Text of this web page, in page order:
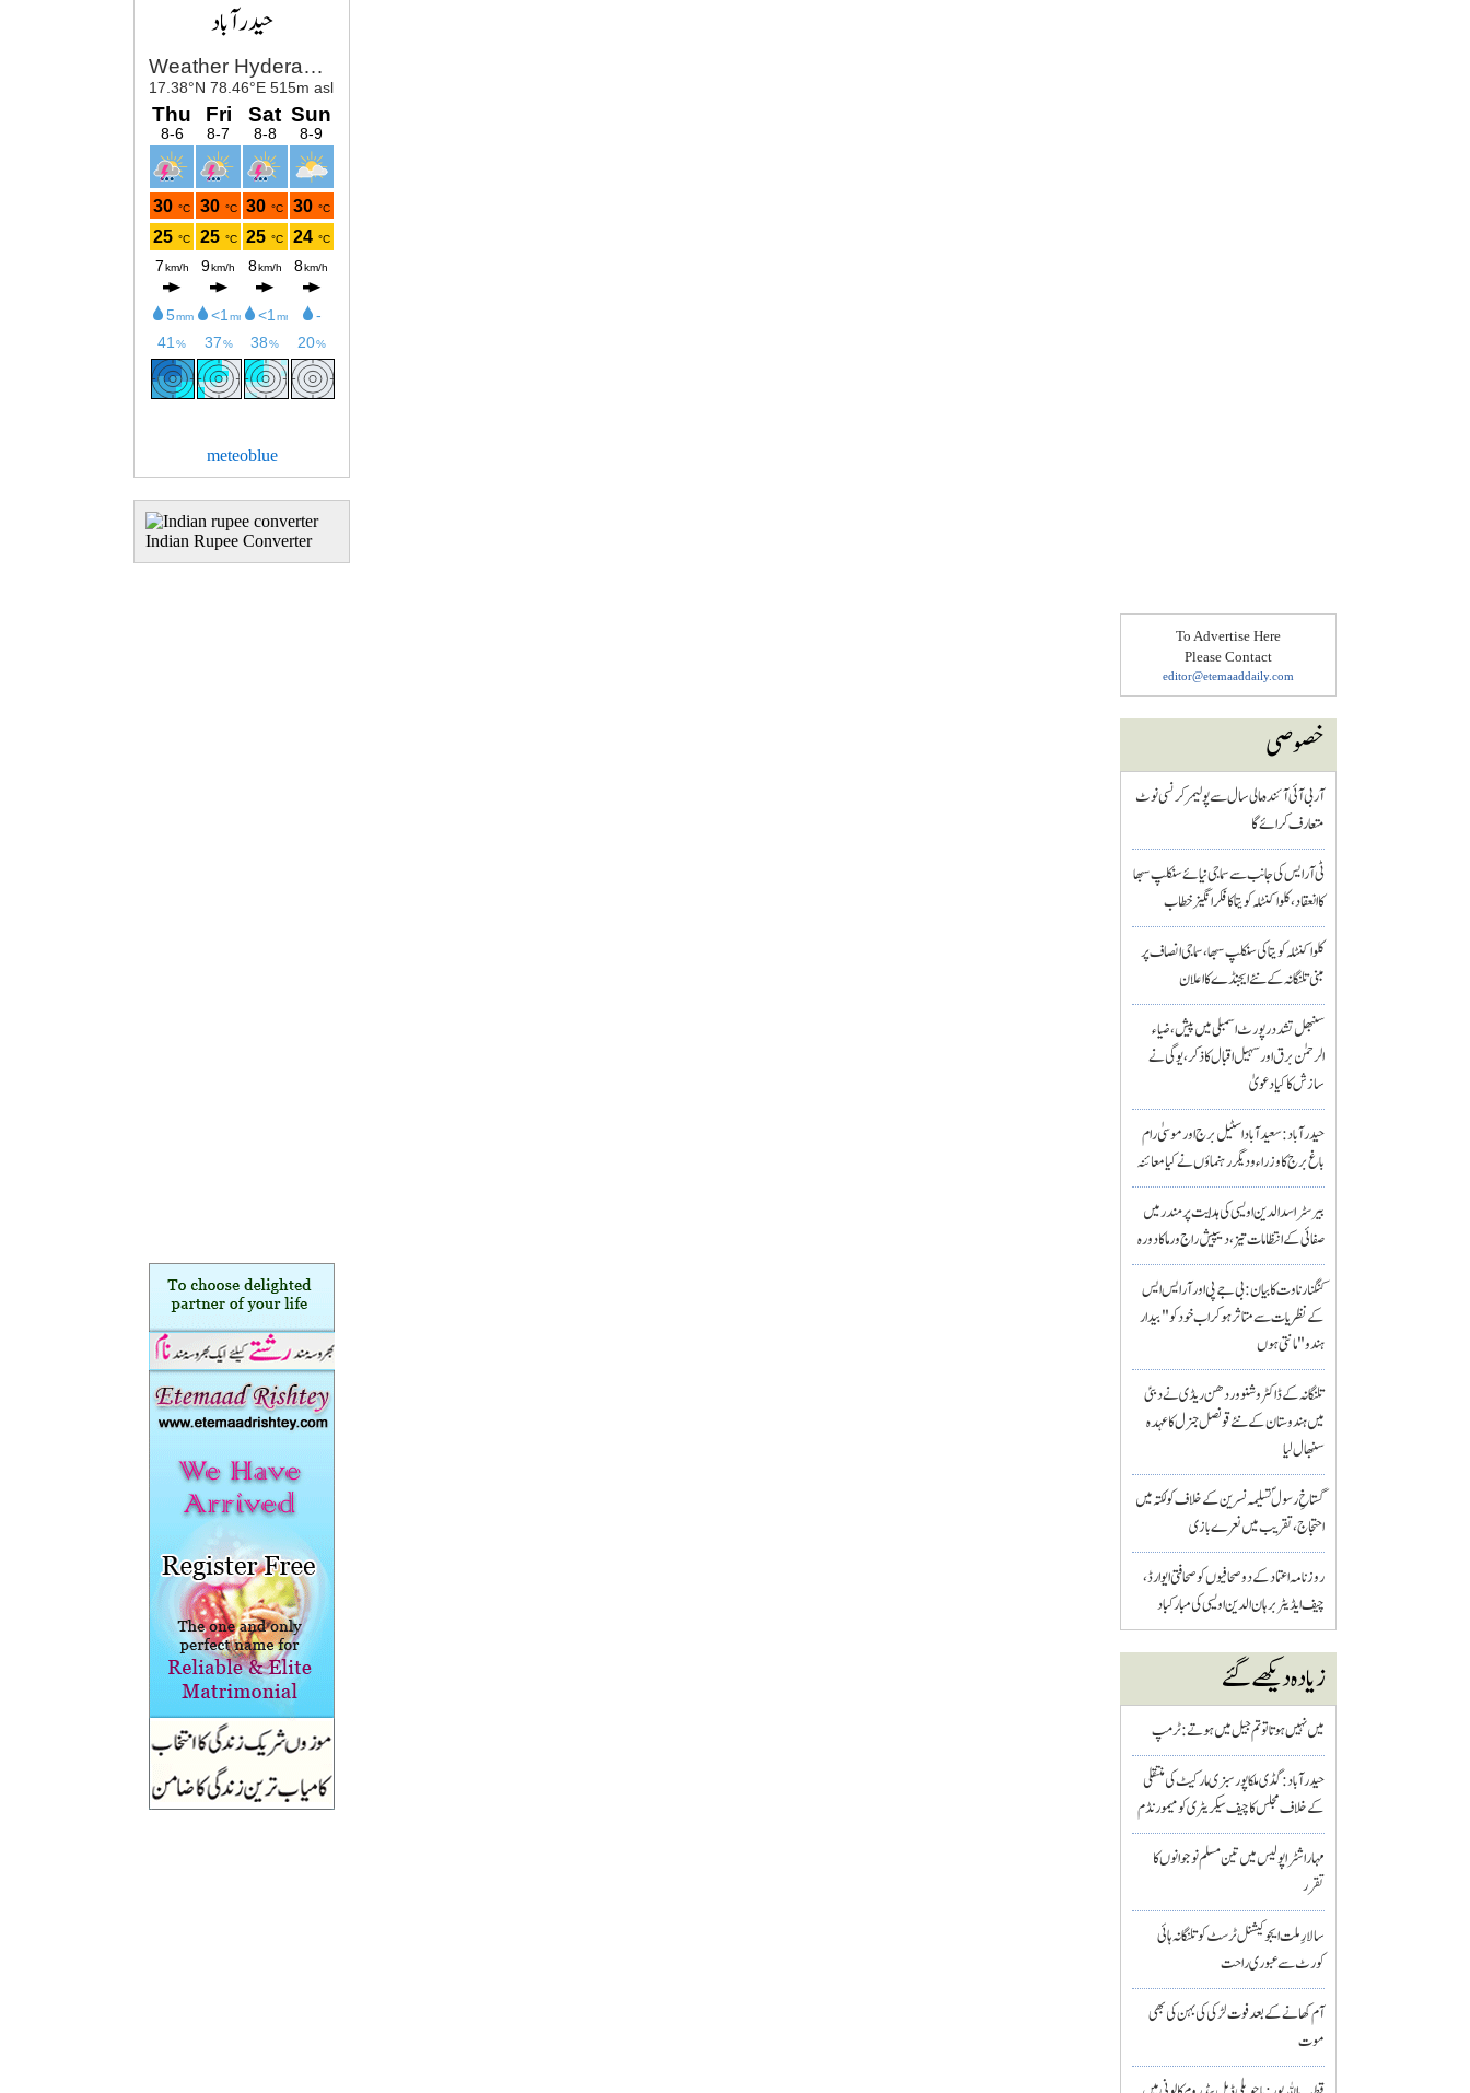
To Advertise Here
Please Contact
editor@etemaaddaily.com
خصوصی
آر بی آئی آئندہ مالی سال سے پولیمر کرنسی نوٹ
متعارف کرائے گا
ٹی آر ایس کی جانب سے سماجی نیائے سنکلپ سبھا
کا انعقاد، کلواکنٹلہ کویتا کا فکر انگیز خطاب
کلواکنٹلہ کویتا کی سنکلپ سبھا، سماجی انصاف پر
مبنی تلنگانہ کے نئے ایجنڈے کا اعلان
سنبھل تشدد رپورٹ اسمبلی میں پیش، ضیاء
الرحمٰن برق اور سہیل اقبال کا ذکر، یوگی نے
سازش کا کیا دعویٰ
حیدرآباد: سعیدآباد اسٹیل برج اور موسیٰ رام
باغ برج کا وزراء و دیگر رہنماؤں نے کیا معائنہ
بیرسٹر اسدالدین اویسی کی ہدایت پر مندر میں
صفائی کے انتظامات تیز، دیپیش راج ورما کا دورہ
کنگنا رناوت کا بیان: بی جے پی اور آر ایس ایس
کے نظریات سے متاثر ہو کر اب خود کو "بیدار
ہندو" مانتی ہوں
تلنگانہ کے ڈاکٹر وشنو وردھن ریڈی نے دبئی
میں ہندوستان کے نئے قونصل جنرل کا عہدہ
سنبھال لیا
گستاخِ رسولؐ تسلیمہ نسرین کے خلاف کولکتہ میں
احتجاج، تقریب میں نعرے بازی
روزنامہ اعتماد کے دو صحافیوں کو صحافتی ایوارڈ،
چیف ایڈیٹر برہان الدین اویسی کی مبارکباد
زیادہ دیکھے گئے
میں نہیں ہوتا تو تم جیل میں ہوتے : ٹرمپ
حیدرآباد: گڈی ملکاپور سبزی مارکیٹ کی منتقلی
کے خلاف مجلس کا چیف سیکریٹری کو میمورنڈم
مہاراشٹرا پولیس میں تین مسلم نو جوانوں کا
تقرر
سالارِ ملت ایجوکیشنل ٹرسٹ کو تلنگانہ ہائی
کورٹ سے عبوری راحت
آم کھانے کے بعد فوت لڑکی کی بہن کی بھی
موت
حیدرآباد
meteoblue
Indian Rupee Converter